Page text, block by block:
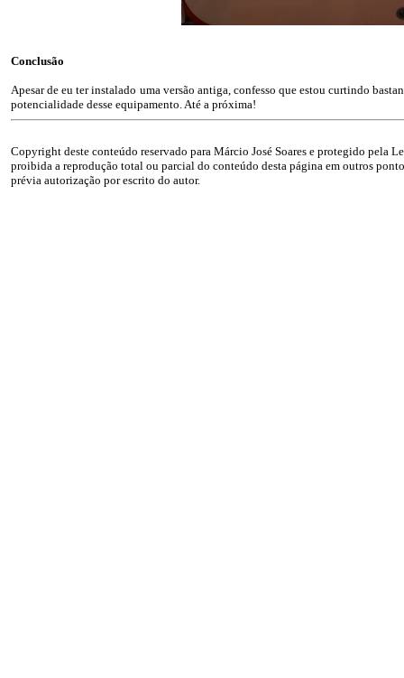
Conclusão
Apesar de eu ter instalado uma versão antiga, confesso que estou curtindo
potencialidade desse equipamento. Até a próxima!
Copyright deste conteúdo reservado para Márcio José Soares e protegido pela
proibida a reprodução total ou parcial do conteúdo desta página em outros
prévia autorização por escrito do autor.